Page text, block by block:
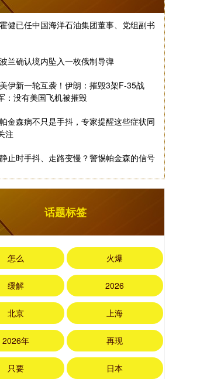
健已任中国海洋石油集团董事、党组副书
兰确认境内坠入一枚俄制导弹
伊新一轮互袭！伊朗：摧毁3架F-35战
：没有美国飞机被摧毁
金森病不只是手抖，专家提醒这些症状同
注
止时手抖、走路变慢？警惕帕金森的信号
话题标签
怎么 火爆
缓解 2026
北京 上海
2026年 再现
只要 日本